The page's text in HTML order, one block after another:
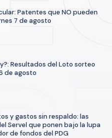
Patentes que NO pueden
7 de agosto
Resultados del Loto sorteo
de agosto
y gastos sin respaldo: las
Servel que ponen bajo la lupa
de fondos del PDG